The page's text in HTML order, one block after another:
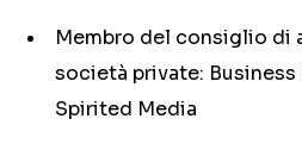
Membro del consiglio di
società private: Business
Spirited Media